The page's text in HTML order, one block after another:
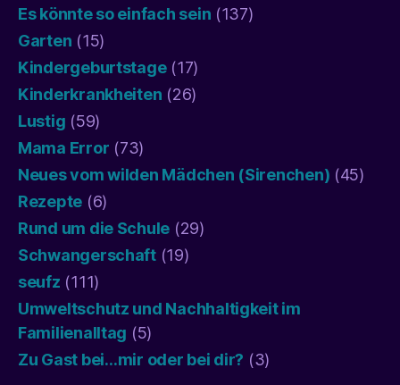
Es könnte so einfach sein (137)
Garten (15)
Kindergeburtstage(17)
Kinderkrankheiten (26)
Lustig (59)
Mama Error (73)
Neues vom wilden Mädchen (Sirenchen) (45)
Rezepte (6)
Rund um die Schule (29)
Schwangerschaft(19)
seufz (111)
Umweltschutz und Nachhaltigkeit im
Familienalltag (5)
Zu Gast bei…mir oder bei dir? (3)